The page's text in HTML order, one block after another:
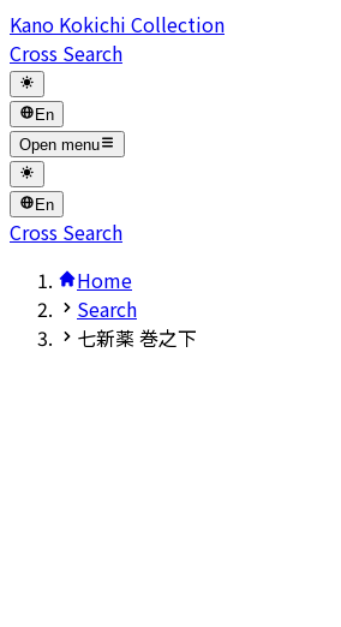
Kano Kokichi Collection
Cross Search
En
Open menu
En
Cross Search
Home
Search
七新薬 巻之下